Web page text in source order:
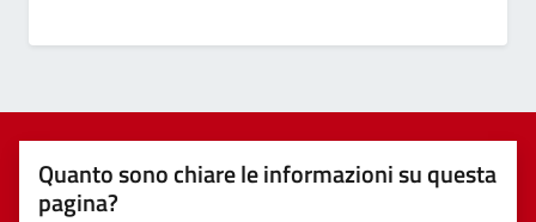
Quanto sono chiare le informazioni su questa
pagina?